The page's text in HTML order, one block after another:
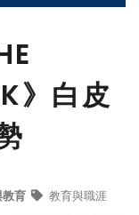
》白皮
育 教育與職涯